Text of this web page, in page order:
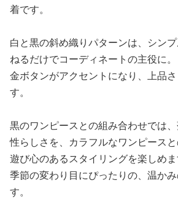
着です。
白と黒の斜め織りパターンは、シン
ねるだけでコーディネートの主役に。
金ボタンがアクセントになり、上品
す。
黒のワンピースとの組み合わせでは
性らしさを、カラフルなワンピースと
遊び心のあるスタイリングを楽しめま
季節の変わり目にぴったりの、温か
す。